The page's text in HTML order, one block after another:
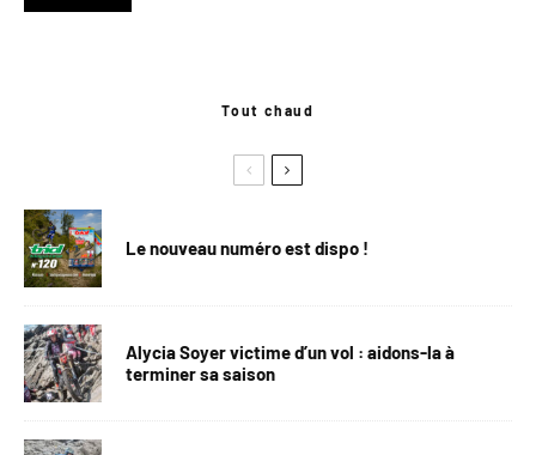
Tout chaud
Le nouveau numéro est dispo !
Alycia Soyer victime d’un vol : aidons-la à
terminer sa saison